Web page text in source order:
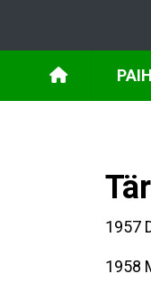
1957
1958